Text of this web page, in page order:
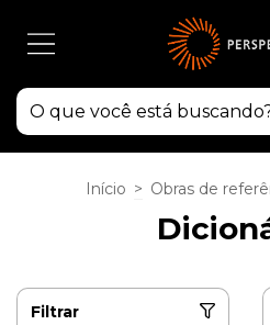
Início > Obras de
Filtrar